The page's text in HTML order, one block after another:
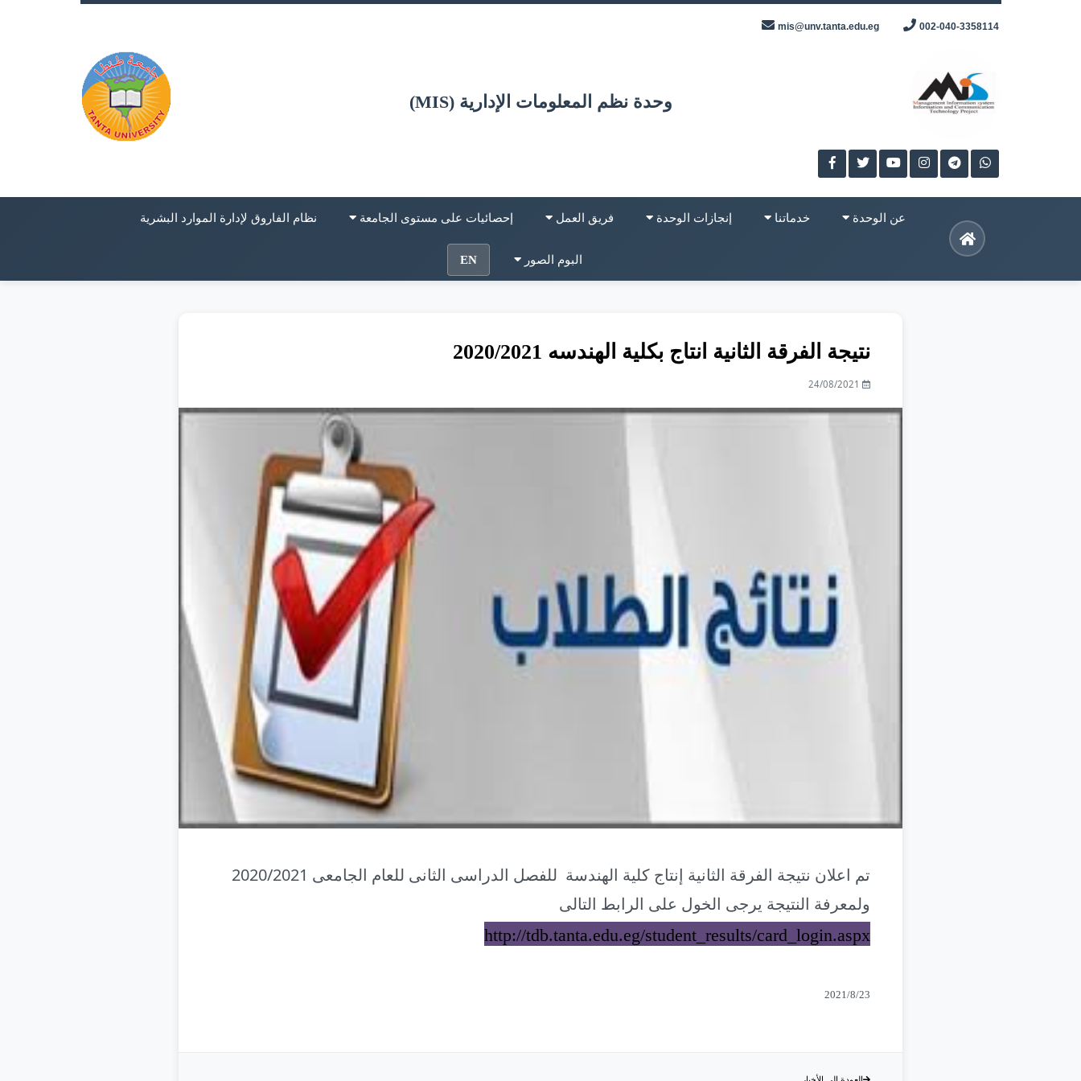
وحدة نظم المعلومات الإدارية (MIS)
002-040-3358114
mis@unv.tanta.edu.eg
عن الوحدة خدماتنا إنجازات الوحدة فريق العمل إحصائيات على مستوى الجامعة نظام الفاروق لإدارة الموارد البشرية
البوم الصور EN
نتيجة الفرقة الثانية انتاج بكلية الهندسه 2020/2021
24/08/2021
تم اعلان نتيجة الفرقة الثانية إنتاج كلية الهندسة للفصل الدراسى الثانى للعام الجامعى 2020/2021
ولمعرفة النتيجة يرجى الخول على الرابط التالى
http://tdb.tanta.edu.eg/student_results/card_login.aspx
2021/8/23